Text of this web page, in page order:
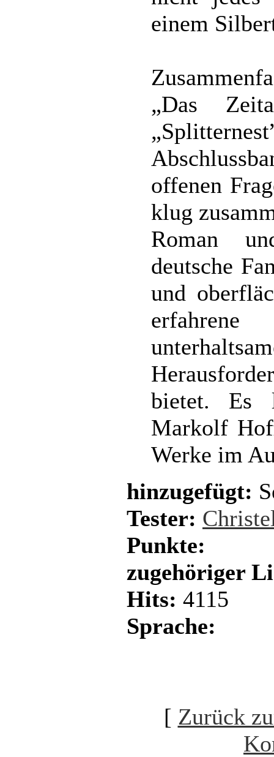
einem
„Das
offenen
klug
Roman
deutsche
und
bietet. Es
Markolf
Werke im
hinzugefügt:
Tester:
Punkte:
zugehöriger
Hits: 4115
Sprache:
[ Zurück